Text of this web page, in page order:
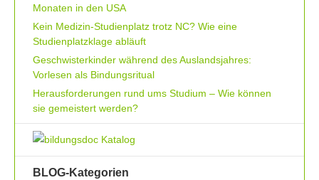
Monaten in den USA
Kein Medizin-Studienplatz trotz NC? Wie eine
Studienplatzklage abläuft
Geschwisterkinder während des Auslandsjahres:
Vorlesen als Bindungsritual
Herausforderungen rund ums Studium – Wie können
sie gemeistert werden?
BLOG-Kategorien